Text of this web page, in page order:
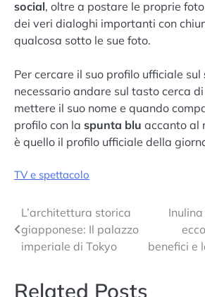
social, oltre a postare le proprie
dei veri dialoghi importanti con
qualcosa sotto le sue foto.
Per cercare il suo profilo ufficiale sul
necessario andare sul tasto cerca
mettere il suo nome e quando
profilo con la spunta blu accanto al
è quello il profilo ufficiale della
TV e spettacolo
Navigazione
articoli
L’architettura storica
giapponese: Il palazzo
imperiale di Tokyo
benefici e
Related Posts